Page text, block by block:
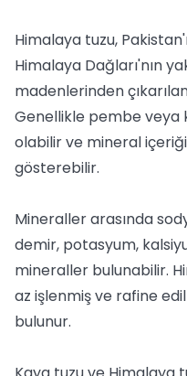
Himalaya tuzu,
Himalaya Dağları'nın
madenlerinden
Genellikle pembe veya
olabilir ve mineral
gösterebilir.
Mineraller arasında
demir, potasyum,
mineraller bulunabilir.
az işlenmiş ve rafine
bulunur.